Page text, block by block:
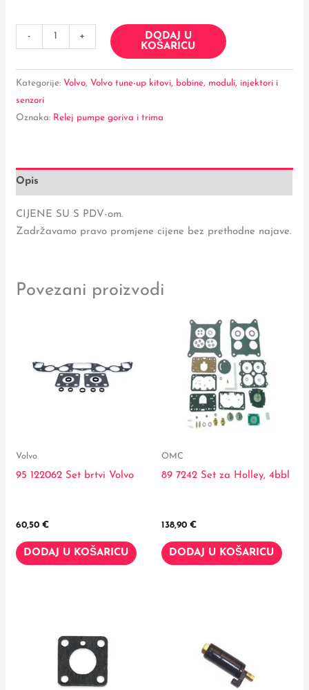
- +
DODAJ U
KOŠARICU
Kategorije: Volvo, Volvo tune-up kitovi, bobine, moduli, injektori i
senzori
Oznaka: Relej pumpe goriva i trima
Opis
CIJENE SU S PDV-om.
Zadržavamo pravo promjene cijene bez prethodne najave.
Povezani proizvodi
Volvo
95 122062 Set brtvi Volvo
60,50€
DODAJ U KOŠARICU
OMC
89 7242 Set za Holley, 4bbl
138,90 €
DODAJ U KOŠARICU